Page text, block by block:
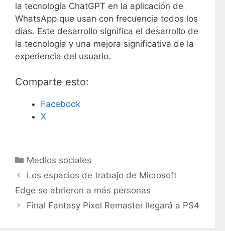
la tecnología ChatGPT en la aplicación de
WhatsApp que usan con frecuencia todos los
días. Este desarrollo significa el desarrollo de
la tecnología y una mejora significativa de la
experiencia del usuario.
Comparte esto:
Facebook
X
C
a
e
g
Medios sociales
Los espacios de trabajo de Microsoft
Edge se abrieron a más personas
Final Fantasy Pixel Remaster llegará a PS4